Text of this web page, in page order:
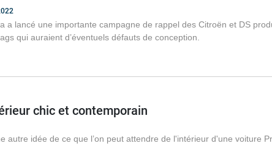
a lancé une importante campagne de rappel des Citroën et DS
qui auraient d’éventuels défauts de conception.
chic et contemporain
autre idée de ce que l’on peut attendre de l'intérieur d'une voiture